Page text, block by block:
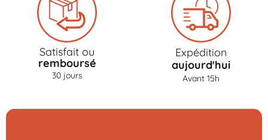
Satisfait ou
remboursé
30 jours
Expédition
aujourd'hui
Avant 15h